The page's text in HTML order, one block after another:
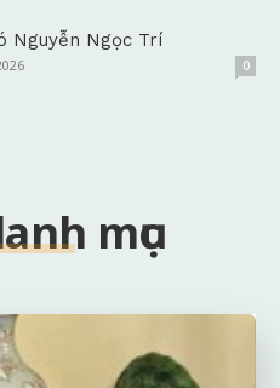
Nguyễn Ngọc Trí
0
mục